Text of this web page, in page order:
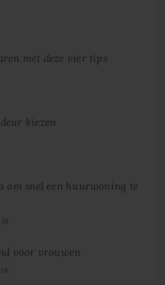
met deze vier tips
kiezen
om snel een huurwoning te
voor vrouwen